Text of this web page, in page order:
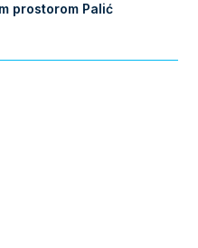
prostorom Palić